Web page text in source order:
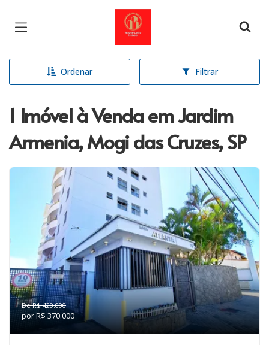
Página inicial
Ordenar Filtrar
1 Imóvel à Venda em Jardim
Armenia, Mogi das Cruzes, SP
De R$ 420.000
por R$ 370.000